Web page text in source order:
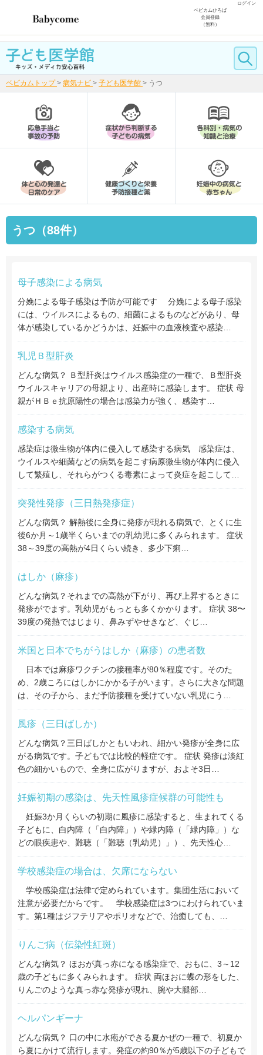
ログイン
ベビカムひろば
会員登録
（無料）
ベビカムトップ > 病気ナビ > 子ども医学館 > うつ
うつ（88件）
母子感染による病気
分娩による母子感染は予防が可能です 分娩による母子感染
には、ウイルスによるもの、細菌によるものなどがあり、母
体が感染しているかどうかは、妊娠中の血液検査や感染…
乳児Ｂ型肝炎
どんな病気？ Ｂ型肝炎はウイルス感染症の一種で、Ｂ型肝炎
ウイルスキャリアの母親より、出産時に感染します。 症状 母
親がＨＢｅ抗原陽性の場合は感染力が強く、感染す…
感染する病気
感染症は微生物が体内に侵入して感染する病気 感染症は、
ウイルスや細菌などの病気を起こす病原微生物が体内に侵入
して繁殖し、それらがつくる毒素によって炎症を起こして…
突発性発疹（三日熱発疹症）
どんな病気？ 解熱後に全身に発疹が現れる病気で、とくに生
後6か月～1歳半くらいまでの乳幼児に多くみられます。 症状
38～39度の高熱が4日くらい続き、多少下痢…
はしか（麻疹）
どんな病気？それまでの高熱が下がり、再び上昇するときに
発疹がでます。乳幼児がもっとも多くかかります。 症状 38〜
39度の発熱ではじまり、鼻みずやせきなど、ぐじ…
米国と日本でちがうはしか（麻疹）の患者数
日本では麻疹ワクチンの接種率が80％程度です。そのた
め、2歳ころにはしかにかかる子がいます。さらに大きな問題
は、その子から、まだ予防接種を受けていない乳児にう…
風疹（三日ばしか）
どんな病気？三日ばしかともいわれ、細かい発疹が全身に広
がる病気です。子どもでは比較的軽症です。 症状 発疹は淡紅
色の細かいもので、全身に広がりますが、およそ3日…
妊娠初期の感染は、先天性風疹症候群の可能性も
妊娠3か月くらいの初期に風疹に感染すると、生まれてくる
子どもに、白内障（「白内障」）や緑内障（「緑内障」）な
どの眼疾患や、難聴（「難聴（乳幼児）」）、先天性心…
学校感染症の場合は、欠席にならない
学校感染症は法律で定められています。集団生活において
注意が必要だからです。 学校感染症は3つにわけられていま
す。第1種はジフテリアやポリオなどで、治癒しても、…
りんご病（伝染性紅斑）
どんな病気？ ほおが真っ赤になる感染症で、おもに、3～12
歳の子どもに多くみられます。 症状 両ほおに蝶の形をした、
りんごのような真っ赤な発疹が現れ、腕や大腿部…
ヘルパンギーナ
どんな病気？ 口の中に水疱ができる夏かぜの一種で、初夏か
ら夏にかけて流行します。発症の約90％が5歳以下の子どもで